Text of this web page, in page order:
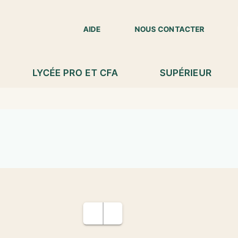
AIDE
NOUS CONTACTER
LYCÉE PRO ET CFA SUPÉRIEUR